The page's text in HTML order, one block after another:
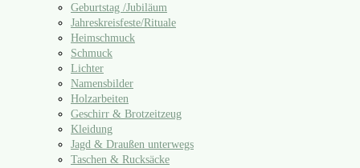
Geburtstag /​Jubiläum
Jahreskreisfeste/​Rituale
Heimschmuck
Schmuck
Lichter
Namensbilder
Holzarbeiten
Geschirr & Brotzeitzeug
Kleidung
Jagd & Draußen unterwegs
Taschen & Rucksäcke